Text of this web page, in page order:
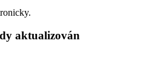
aktualizován